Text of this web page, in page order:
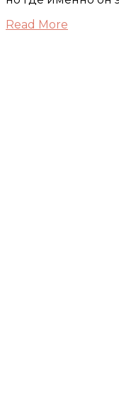
Read More